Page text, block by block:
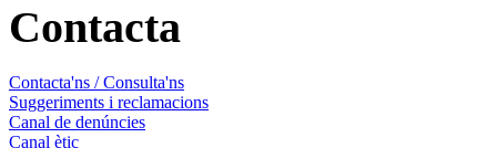
Contacta
Contacta'ns / Consulta'ns
Suggeriments i reclamacions
Canal de denúncies
Canal ètic